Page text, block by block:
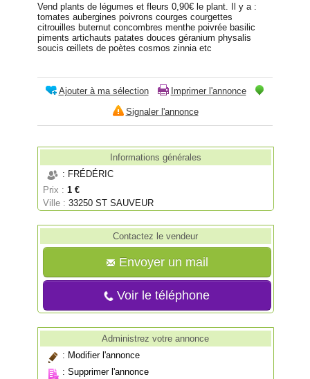
Vend plants de légumes et fleurs 0,90€ le plant. Il y a :
tomates aubergines poivrons courges courgettes
citrouilles buternut concombres menthe poivrée basilic
piments artichauts patates douces géranium physalis
soucis œillets de poètes cosmos zinnia etc
Ajouter à ma sélection
Imprimer l'annonce
Signaler l'annonce
Informations générales
: FRÉDÉRIC
Prix : 1 €
Ville :33250 ST SAUVEUR
Contactez le vendeur
Envoyer un mail
Voir le téléphone
Administrez votre annonce
: Modifier l'annonce
:Supprimer l'annonce